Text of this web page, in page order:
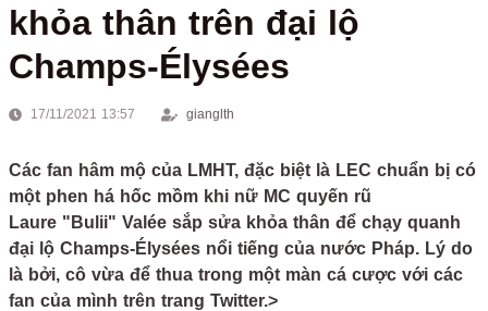
khỏa thân trên đại lộ
Champs-Élysées
17/11/2021 13:57 gianglth
Các fan hâm mộ của LMHT, đặc biệt là LEC chuẩn bị có
một phen há hốc mồm khi nữ MC quyến rũ
Laure "Bulii" Valée sắp sửa khỏa thân để chạy quanh
đại lộ Champs-Élysées nổi tiếng của nước Pháp. Lý do
là bởi, cô vừa để thua trong một màn cá cược với các
fan của mình trên trang Twitter.>